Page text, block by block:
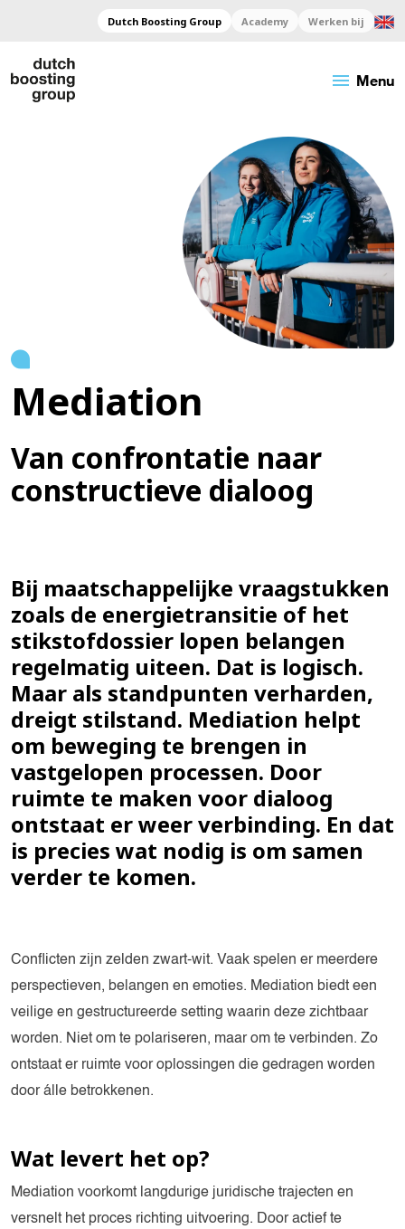
Dutch Boosting Group Academy Werken bij
menu Menu
Mediation
Van confrontatie naar
constructieve dialoog
Bij maatschappelijke vraagstukken
zoals de energietransitie of het
stikstofdossier lopen belangen
regelmatig uiteen. Dat is logisch.
Maar als standpunten verharden,
dreigt stilstand. Mediation helpt
om beweging te brengen in
vastgelopen processen. Door
ruimte te maken voor dialoog
ontstaat er weer verbinding. En dat
is precies wat nodig is om samen
verder te komen.
Conflicten zijn zelden zwart-wit. Vaak spelen er meerdere
perspectieven, belangen en emoties. Mediation biedt een
veilige en gestructureerde setting waarin deze zichtbaar
worden. Niet om te polariseren, maar om te verbinden. Zo
ontstaat er ruimte voor oplossingen die gedragen worden
door álle betrokkenen.
Wat levert het op?
Mediation voorkomt langdurige juridische trajecten en
versnelt het proces richting uitvoering. Door actief te